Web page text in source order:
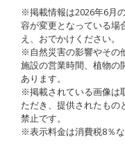
※掲載情報は2026年6月
容が変更となっている場
え、おでかけください。
※自然災害の影響やその
施設の営業時間、植物の
あります。
※掲載されている画像は
ただき、提供されたもの
禁止です。
※表示料金は消費税8％な